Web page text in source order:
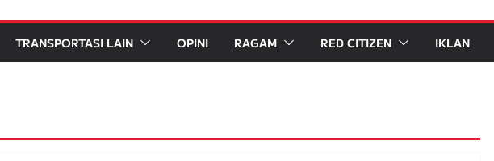
TRANSPORTASI LAIN OPINI RAGAM RED CITIZEN IKLAN